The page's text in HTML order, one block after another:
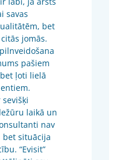
savas
bet
jomās.
pašiem
ļoti lielā
laikā un
nav
situācija
“Evisit”